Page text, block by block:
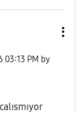
03:13 PM by